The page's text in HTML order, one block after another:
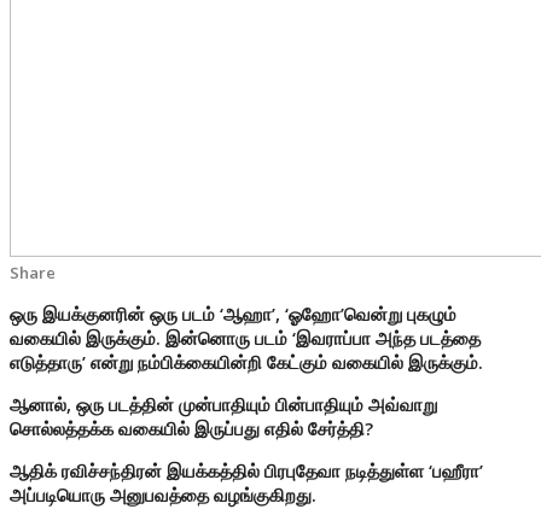
Share
ஒரு இயக்குனரின் ஒரு படம் ‘ஆஹா’, ‘ஓஹோ’வென்று புகழும்
வகையில் இருக்கும். இன்னொரு படம் ‘இவராப்பா அந்த படத்தை
எடுத்தாரு’ என்று நம்பிக்கையின்றி கேட்கும் வகையில் இருக்கும்.
ஆனால், ஒரு படத்தின் முன்பாதியும் பின்பாதியும் அவ்வாறு
சொல்லத்தக்க வகையில் இருப்பது எதில் சேர்த்தி?
ஆதிக் ரவிச்சந்திரன் இயக்கத்தில் பிரபுதேவா நடித்துள்ள ‘பஹீரா’
அப்படியொரு அனுபவத்தை வழங்குகிறது.